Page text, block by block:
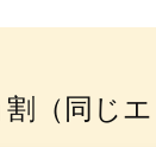
（同じエ